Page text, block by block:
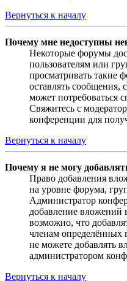
Вернуться к началу
Почему мне недоступны
Некоторые форумы
пользователям или
просматривать такие
оставлять сообщения,
может потребоваться
Свяжитесь с
конференции для
Вернуться к началу
Почему я не могу
Право добавления
на уровне форума,
Администратор
добавление
возможно, что
членам определённых
не можете добавлять
администратором
Вернуться к началу